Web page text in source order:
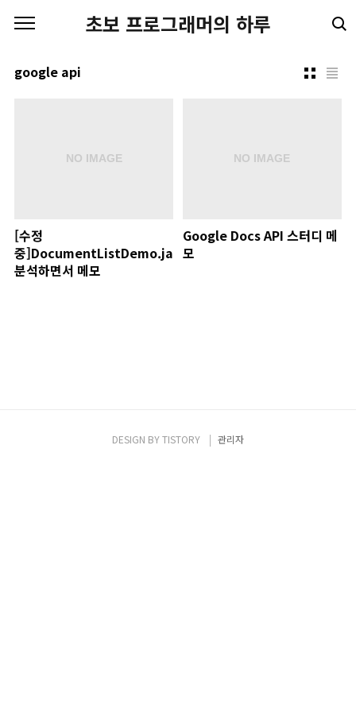
초보 프로그래머의 하루
google api
[수정
중]DocumentListDemo.java
분석하면서 메모
Google Docs API 스터디 메
모
DESIGN BYTISTORY 관리자